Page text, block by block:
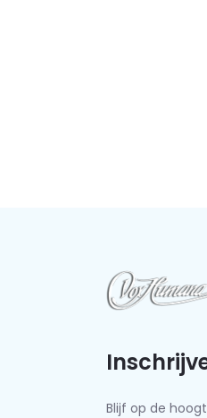
Blijf op de